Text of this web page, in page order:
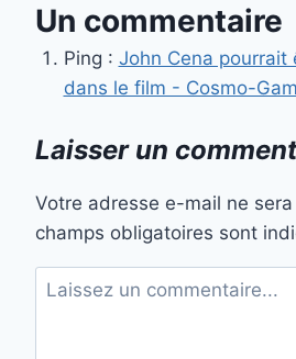
Un commentaire
Ping : John Cena pourrait
dans le film - Cosmo-
Laisser un
Votre adresse e-mail ne
champs obligatoires sont